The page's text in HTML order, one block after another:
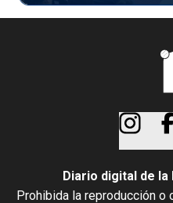
Diario digital de la
Prohibida la reproducción